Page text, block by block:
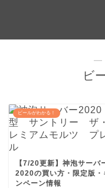
―
ビ
ビールがわかる！
【7/20更新】神泡サーバ
2020の買い方・限定版・
ンペーン情報